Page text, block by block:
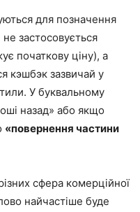
для позначення
застосовується
початкову ціну), а
кэшбэк зазвичай у
У буквальному
назад» або якщо
«повернення частини
сфера комерційної
найчастіше буде